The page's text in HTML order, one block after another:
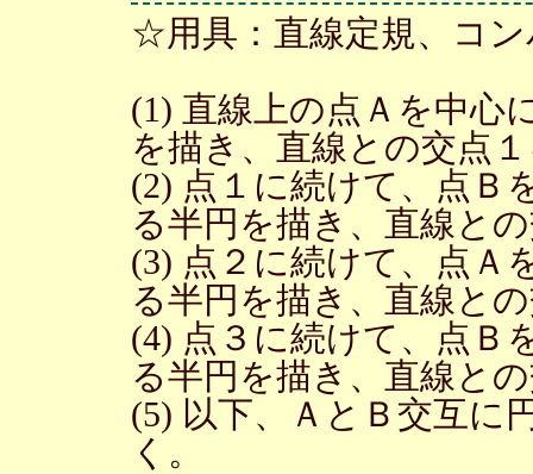
☆用具：直線定規、コ
(1) 直線上の点Ａを中心
を描き、直線との交点
(2) 点１に続けて、点Ｂ
る半円を描き、直線と
(3) 点２に続けて、点Ａ
る半円を描き、直線と
(4) 点３に続けて、点Ｂ
る半円を描き、直線と
(5) 以下、ＡとＢ交互に
く。